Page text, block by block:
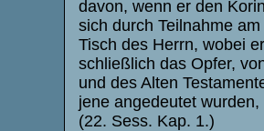
davon, wenn er den
sich durch Teilnahme
Tisch des Herrn, wobei
schließlich das Opfer,
und des Alten
jene angedeutet
(22. Sess. Kap. 1.)